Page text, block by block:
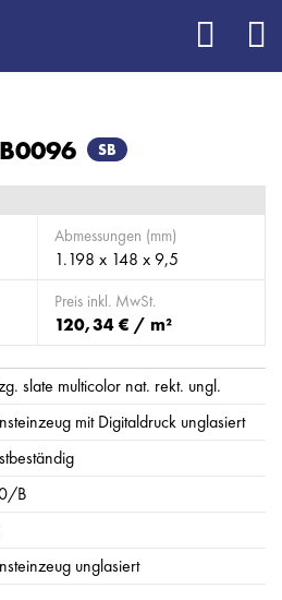
SB
Abmessungen (mm)
1.198 x 148 x 9,5
Preis inkl. MwSt.
120,34 € / m²
slate multicolor nat. rekt. ungl.
mit Digitaldruck unglasiert
B
unglasiert